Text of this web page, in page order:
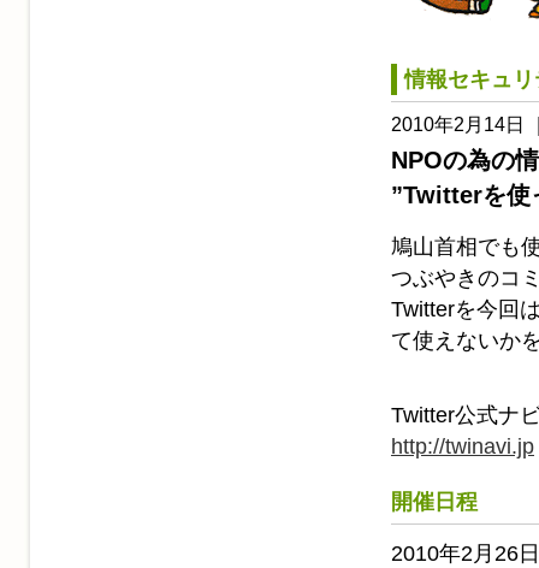
情報セキュ
2010年2月14日
NPOの為の
”Twitterを使
鳩山首相でも
つぶやきのコ
Twitterを今回
て使えないか
Twitter公式ナ
http://twinavi.jp
開催日程
2010年2月26